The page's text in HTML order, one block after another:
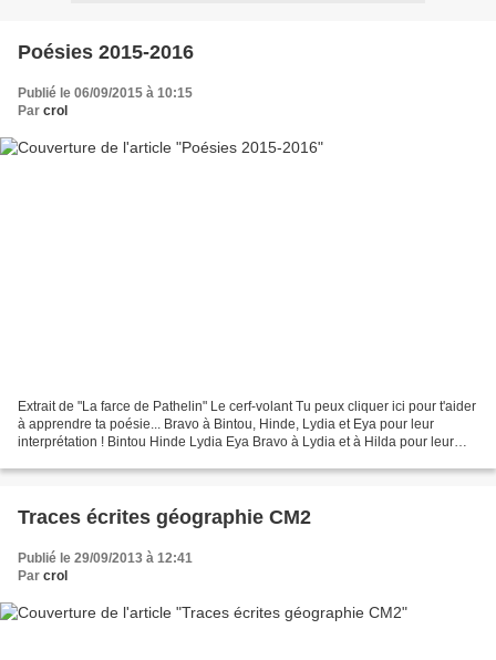
Poésies 2015-2016
Publié le 06/09/2015 à 10:15
Par crol
Extrait de "La farce de Pathelin" Le cerf-volant Tu peux cliquer ici pour t'aider
à apprendre ta poésie... Bravo à Bintou, Hinde, Lydia et Eya pour leur
interprétation ! Bintou Hinde Lydia Eya Bravo à Lydia et à Hilda pour leur
Traces écrites géographie CM2
Publié le 29/09/2013 à 12:41
Par crol